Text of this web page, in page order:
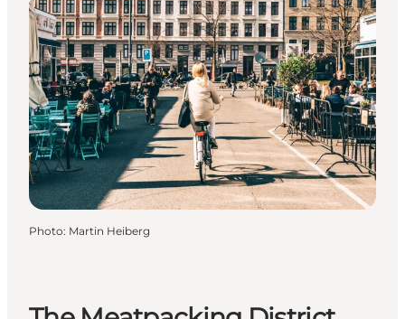
Photo: Martin Heiberg